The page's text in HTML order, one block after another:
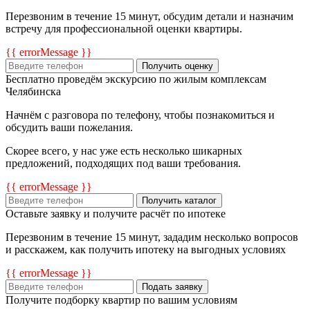
Перезвоним в течение 15 минут, обсудим детали и назначим
встречу для профессиональной оценки квартиры.
{{ errorMessage }}
Получить оценку
Бесплатно проведём экскурсию по жилым комплексам
Челябинска
Начнём с разговора по телефону, чтобы познакомиться и
обсудить ваши пожелания.
Скорее всего, у нас уже есть несколько шикарных
предложений, подходящих под ваши требования.
{{ errorMessage }}
Получить каталог
Оставьте заявку и получите расчёт по ипотеке
Перезвоним в течение 15 минут, зададим несколько вопросов
и расскажем, как получить ипотеку на выгодных условиях
{{ errorMessage }}
Подать заявку
Получите подборку квартир по вашим условиям